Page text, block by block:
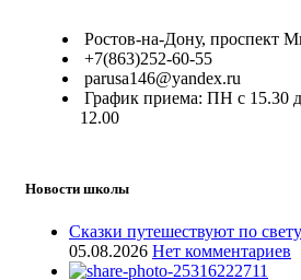
Ростов-на-Дону, проспект
+7(863)252-60-55
parusa146@yandex.ru
График приема: ПН с 15.30
12.00
Новости школы
Сказки путешествуют по свету
05.08.2026 Нет комментариев